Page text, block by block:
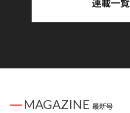
連載一覧
MAGAZINE 最新号